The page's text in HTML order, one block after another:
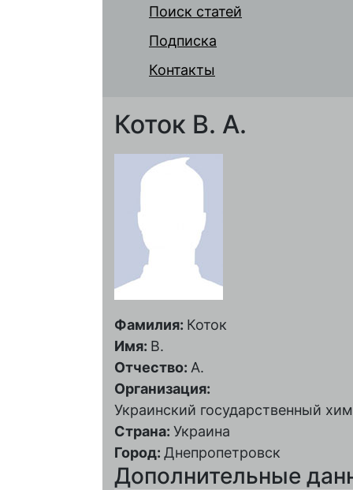
Поиск статей
Подписка
Контакты
Коток В. А.
Фамилия: Коток
Имя: В.
Отчество: А.
Организация:
Украинский государственный
Страна: Украина
Город: Днепропетровск
Дополнительные